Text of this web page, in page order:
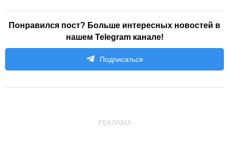
Понравился пост? Больше интересных новостей в
нашем Telegram канале!
Подписаться
РЕКЛАМА